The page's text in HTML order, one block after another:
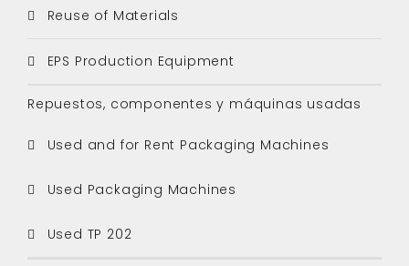
Reuse of Materials
EPS Production Equipment
Repuestos, componentes y máquinas usadas
Used and for Rent Packaging Machines
Used Packaging Machines
Used TP 202